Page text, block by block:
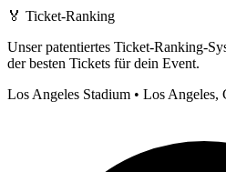
🏅 Ticket-Ranking
Unser patentiertes Ticket-Ranking-
der besten Tickets für dein Event.
Los Angeles Stadium • Los Angeles,